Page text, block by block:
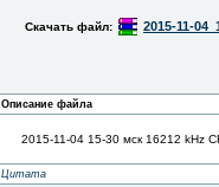
Скачать файл: 2015-11-
Описание файла
2015-11-04 15-30 мск 16212 kHz
Цитата